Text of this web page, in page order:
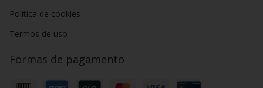
Política de cookies
Termos de uso
Formas de pagamento